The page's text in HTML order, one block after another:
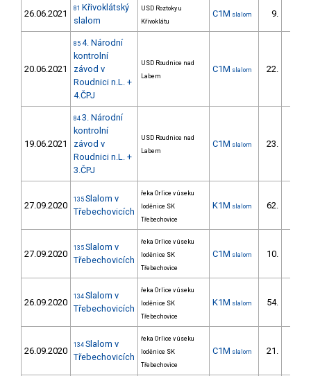
26.06.2021 81 Křivoklátský
slalom
USD Roztoky u
Křivoklátu
C1M slalom 9.
20.06.2021
85 4. Národní
kontrolní
závod v
Roudnici n.L. +
4.ČPJ
USD Roudnice nad
Labem
C1M slalom 22.
19.06.2021
84 3. Národní
kontrolní
závod v
Roudnici n.L. +
3.ČPJ
USD Roudnice nad
Labem
C1M slalom 23.
27.09.2020
135 Slalom v
Třebechovicích
řeka Orlice v úseku
loděnice SK
Třebechovice
K1M slalom 62.
27.09.2020
135 Slalom v
Třebechovicích
řeka Orlice v úseku
loděnice SK
Třebechovice
C1M slalom 10.
26.09.2020
134 Slalom v
Třebechovicích
řeka Orlice v úseku
loděnice SK
Třebechovice
K1M slalom 54.
26.09.2020
134 Slalom v
Třebechovicích
řeka Orlice v úseku
loděnice SK
Třebechovice
C1M slalom 21.